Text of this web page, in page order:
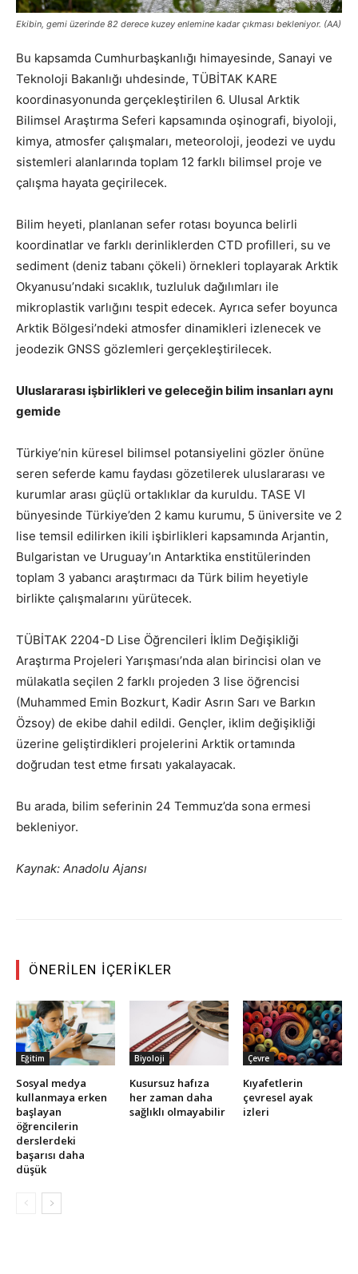
Ekibin, gemi üzerinde 82 derece kuzey enlemine kadar çıkması bekleniyor. (AA)
Bu kapsamda Cumhurbaşkanlığı himayesinde, Sanayi ve
Teknoloji Bakanlığı uhdesinde, TÜBİTAK KARE
koordinasyonunda gerçekleştirilen 6. Ulusal Arktik
Bilimsel Araştırma Seferi kapsamında oşinografi, biyoloji,
kimya, atmosfer çalışmaları, meteoroloji, jeodezi ve uydu
sistemleri alanlarında toplam 12 farklı bilimsel proje ve
çalışma hayata geçirilecek.
Bilim heyeti, planlanan sefer rotası boyunca belirli
koordinatlar ve farklı derinliklerden CTD profilleri, su ve
sediment (deniz tabanı çökeli) örnekleri toplayarak Arktik
Okyanusu’ndaki sıcaklık, tuzluluk dağılımları ile
mikroplastik varlığını tespit edecek. Ayrıca sefer boyunca
Arktik Bölgesi’ndeki atmosfer dinamikleri izlenecek ve
jeodezik GNSS gözlemleri gerçekleştirilecek.
Uluslararası işbirlikleri ve geleceğin bilim insanları aynı
gemide
Türkiye’nin küresel bilimsel potansiyelini gözler önüne
seren seferde kamu faydası gözetilerek uluslararası ve
kurumlar arası güçlü ortaklıklar da kuruldu. TASE VI
bünyesinde Türkiye’den 2 kamu kurumu, 5 üniversite ve 2
lise temsil edilirken ikili işbirlikleri kapsamında Arjantin,
Bulgaristan ve Uruguay’ın Antarktika enstitülerinden
toplam 3 yabancı araştırmacı da Türk bilim heyetiyle
birlikte çalışmalarını yürütecek.
TÜBİTAK 2204-D Lise Öğrencileri İklim Değişikliği
Araştırma Projeleri Yarışması’nda alan birincisi olan ve
mülakatla seçilen 2 farklı projeden 3 lise öğrencisi
(Muhammed Emin Bozkurt, Kadir Asrın Sarı ve Barkın
Özsoy) de ekibe dahil edildi. Gençler, iklim değişikliği
üzerine geliştirdikleri projelerini Arktik ortamında
doğrudan test etme fırsatı yakalayacak.
Bu arada, bilim seferinin 24 Temmuz’da sona ermesi
bekleniyor.
Kaynak: Anadolu Ajansı
ÖNERILEN İÇERIKLER
Eğitim
Sosyal medya
kullanmaya erken
başlayan
öğrencilerin
derslerdeki
başarısı daha
düşük
Biyoloji
Kusursuz hafıza
her zaman daha
sağlıklı olmayabilir
Çevre
Kıyafetlerin
çevresel ayak
izleri